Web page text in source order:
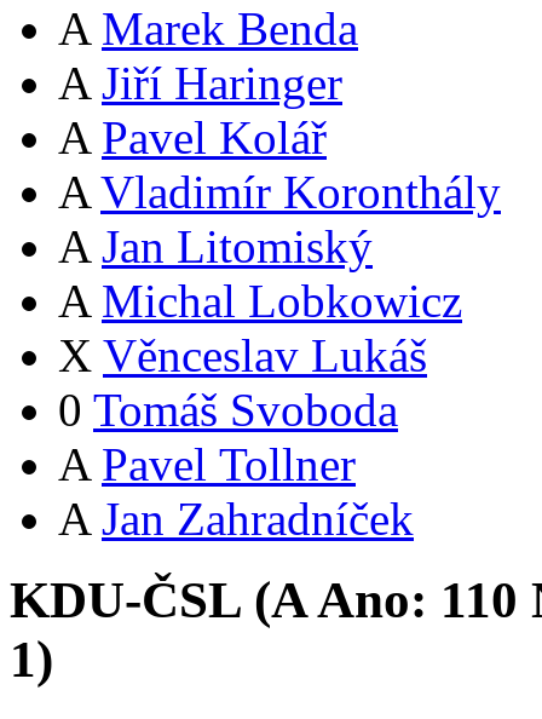
A Marek Benda
A Jiří Haringer
A Pavel Kolář
A Vladimír Koronthály
A Jan Litomiský
A Michal Lobkowicz
X Věnceslav Lukáš
0 Tomáš Svoboda
A Pavel Tollner
A Jan Zahradníček
KDU-ČSL (AAno: 110
1)